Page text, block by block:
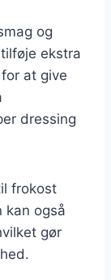
og
ekstra
at give
dressing
frokost
kan også
gør